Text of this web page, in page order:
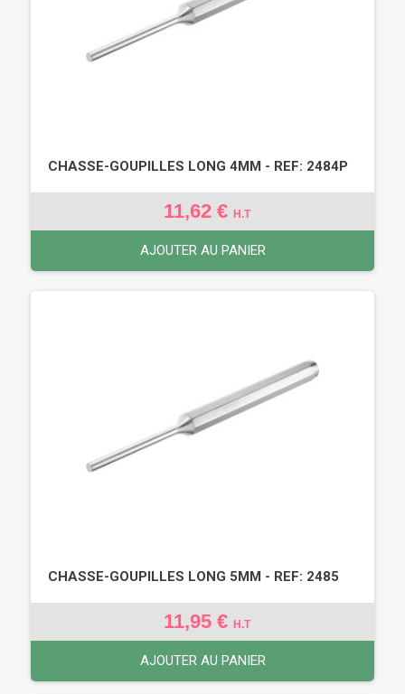
CHASSE-GOUPILLES LONG 4MM - REF: 2484P
11,62 € H.T
AJOUTER AU PANIER
CHASSE-GOUPILLES LONG 5MM - REF: 2485
11,95 € H.T
AJOUTER AU PANIER